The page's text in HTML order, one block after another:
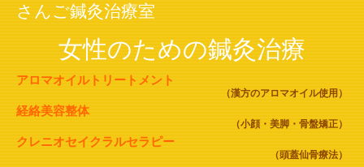
さんご鍼灸治療室
女性のための鍼灸治療
アロマオイルトリートメント
（漢方のアロマオイル使用）
経絡美容整体
（小顔・美脚・骨盤矯正）
クレニオセイクラルセラピー
（頭蓋仙骨療法）